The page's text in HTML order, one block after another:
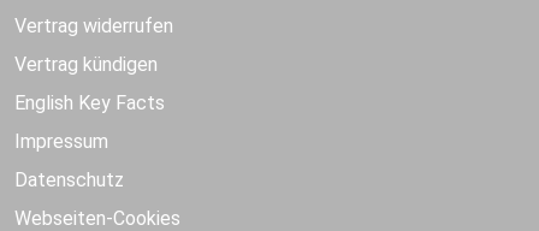
Vertrag widerrufen
Vertrag kündigen
English Key Facts
Impressum
Datenschutz
Webseiten-Cookies